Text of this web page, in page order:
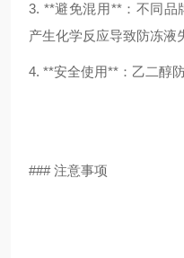
3. **避免混用**：不同品
产生化学反应导致防冻液
4. **安全使用**：乙二醇
### 注意事项